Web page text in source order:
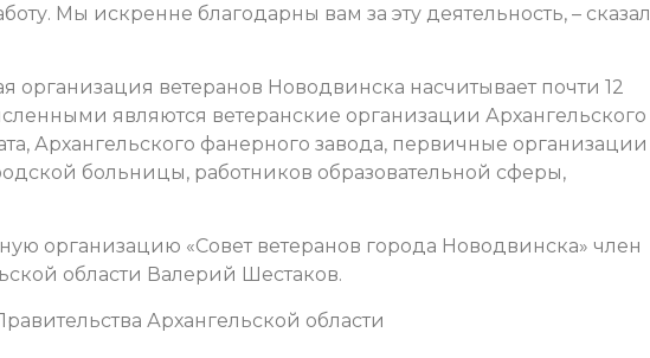
Мы искренне благодарны вам за эту деятельность, – сказал
организация ветеранов Новодвинска насчитывает почти 12
являются ветеранские организации Архангельского
Архангельского фанерного завода, первичные организации
больницы, работников образовательной сферы,
организацию «Совет ветеранов города Новодвинска» член
области Валерий Шестаков.
Архангельской области